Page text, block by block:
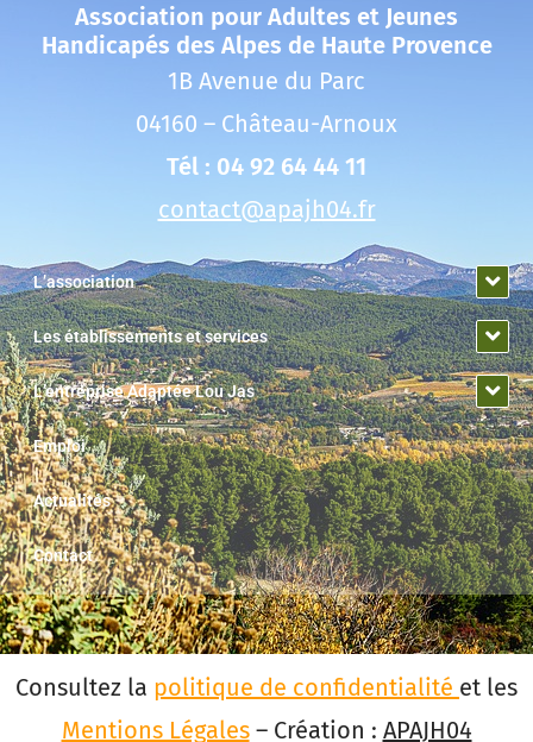
Association pour Adultes et Jeunes
Handicapés des Alpes de Haute Provence
1B Avenue du Parc
04160 – Château-Arnoux
Tél : 04 92 64 44 11
contact@apajh04.fr
L’association
Les établissements et services
L’entreprise Adaptée Lou Jas
Emploi
Actualités
Contact
Consultez la politique de confidentialité et les
Mentions Légales– Création : APAJH04